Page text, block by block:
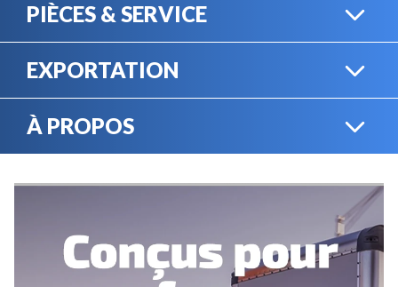
ÉQUIPEMENT
PIÈCES & SERVICE
SERVICE MÉCANIQUE
EXPORTATION
À PROPOS